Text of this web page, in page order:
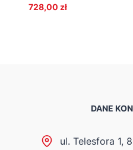
728,00 zł
DANE
ul. Telesfora 1,